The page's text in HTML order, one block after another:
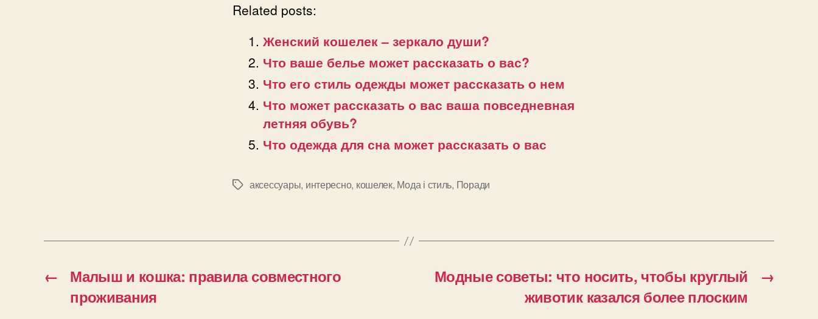
Related posts:
Женский кошелек – зеркало души?
Что ваше белье может рассказать о вас?
Что его стиль одежды может рассказать о нем
Что может рассказать о вас ваша повседневная
летняя обувь?
Что одежда для сна может рассказать о вас
Позначки
аксессуары, интересно, кошелек, Мода і стиль, Поради
←
Малыш и кошка: правила совместного
проживания
→
Модные советы: что носить, чтобы круглый
животик казался более плоским